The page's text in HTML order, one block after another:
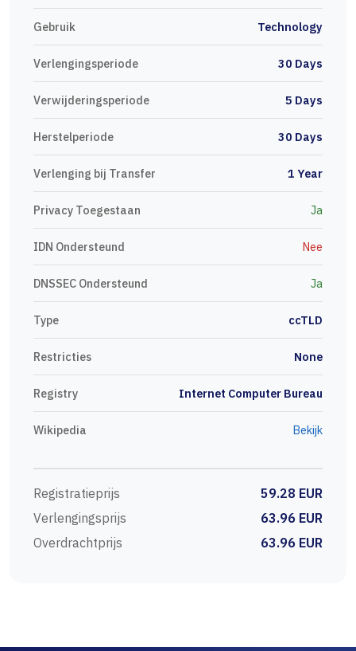
Gebruik Technology
Verlengingsperiode 30 Days
Verwijderingsperiode 5 Days
Herstelperiode 30 Days
Verlenging bij Transfer 1 Year
Privacy Toegestaan Ja
IDN Ondersteund Nee
DNSSEC Ondersteund Ja
Type ccTLD
Restricties None
Registry Internet Computer Bureau
Wikipedia Bekijk
Registratieprijs
59.28 EUR
Verlengingsprijs
63.96 EUR
Overdrachtprijs
63.96 EUR